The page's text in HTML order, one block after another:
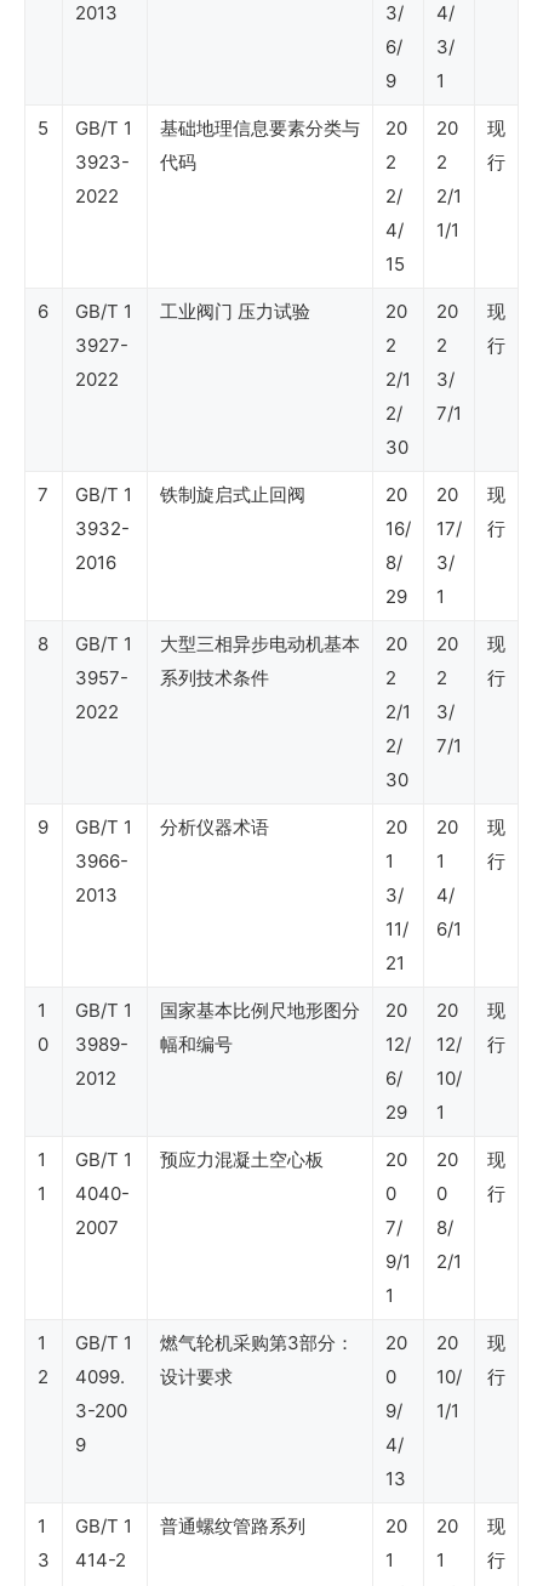
块）
（石
2013
3/
6/
9
4/
3/
1
5
GB/T 1
3923-
2022
基础地理信息要素分类与
代码
20
2
2/
4/
15
20
2
2/1
1/1
现
行
6
GB/T 1
3927-
2022
工业阀门 压力试验
20
2
2/1
2/
30
20
2
3/
7/1
现
行
7
GB/T 1
3932-
2016
铁制旋启式止回阀
20
16/
8/
29
20
17/
3/
1
现
行
8
GB/T 1
3957-
2022
大型三相异步电动机基本
系列技术条件
20
2
2/1
2/
30
20
2
3/
7/1
现
行
9
GB/T 1
3966-
2013
分析仪器术语
20
1
3/
11/
21
20
1
4/
6/1
现
行
1
0
GB/T 1
3989-
2012
国家基本比例尺地形图分
幅和编号
20
12/
6/
29
20
12/
10/
1
现
行
1
1
GB/T 1
4040-
2007
预应力混凝土空心板
20
0
7/
9/1
1
20
0
8/
2/1
现
行
1
2
GB/T 1
4099.
3-200
9
燃气轮机采购第3部分：
设计要求
20
0
9/
4/
13
20
10/
1/1
现
行
1
3
GB/T 1
414-2
普通螺纹管路系列
20
1
20
1
现
行